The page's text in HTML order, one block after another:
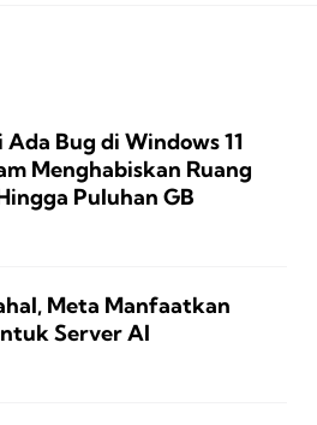
Bug di Windows 11
Menghabiskan Ruang
Puluhan GB
Meta Manfaatkan
Server AI